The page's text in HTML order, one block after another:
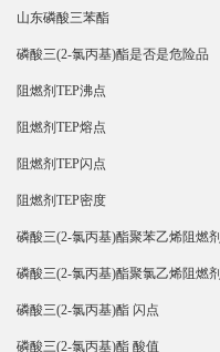
山东磷酸三苯酯
磷酸三(2-氯丙基)酯是否是危险品
阻燃剂TEP沸点
阻燃剂TEP熔点
阻燃剂TEP闪点
阻燃剂TEP密度
磷酸三(2-氯丙基)酯聚苯乙烯阻燃剂
磷酸三(2-氯丙基)酯聚氯乙烯阻燃剂
磷酸三(2-氯丙基)酯 闪点
磷酸三(2-氯丙基)酯 酸值